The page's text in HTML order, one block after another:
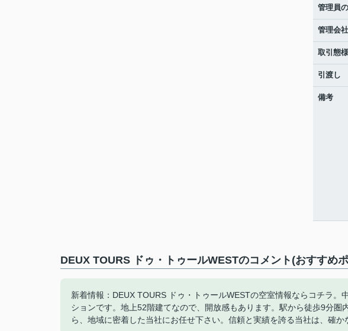
管理員
管理会社
取引態様
引渡し
備考
DEUX TOURS ドゥ・トゥールWESTのコメント(おすすめ
新着情報：DEUX TOURS ドゥ・トゥールWESTの空室情報ならコチラ
ションです。地上52階建てなので、開放感もあります。駅から徒歩9分圏
ら、地域に密着した当社にお任せ下さい。信頼と実績を誇る当社は、確か